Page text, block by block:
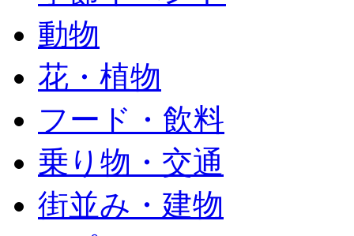
動物
花・植物
フード・飲料
乗り物・交通
街並み・建物